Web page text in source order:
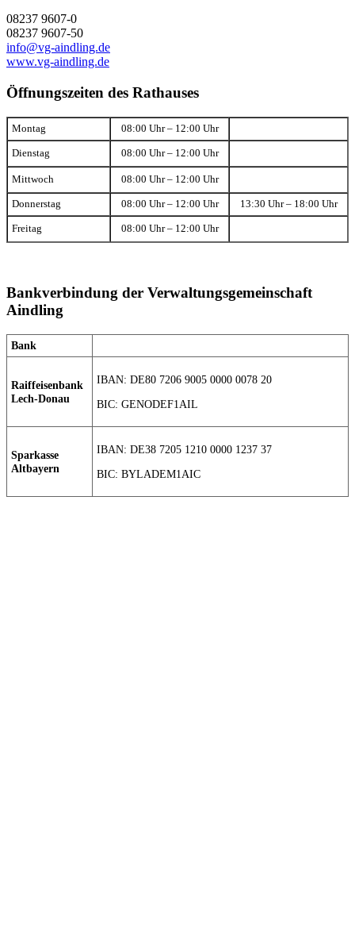
08237 9607-0
08237 9607-50
info@vg-aindling.de
www.vg-aindling.de
Öffnungszeiten des Rathauses
Montag 08:00 Uhr – 12:00 Uhr
Dienstag 08:00 Uhr – 12:00 Uhr
Mittwoch 08:00 Uhr – 12:00 Uhr
Donnerstag 08:00 Uhr – 12:00 Uhr 13:30 Uhr – 18:00 Uhr
Freitag 08:00 Uhr – 12:00 Uhr
Bankverbindung der Verwaltungsgemeinschaft
Aindling
Bank
Raiffeisenbank
Lech-Donau
IBAN: DE80 7206 9005 0000 0078 20
BIC: GENODEF1AIL
Sparkasse
Altbayern
IBAN: DE38 7205 1210 0000 1237 37
BIC: BYLADEM1AIC